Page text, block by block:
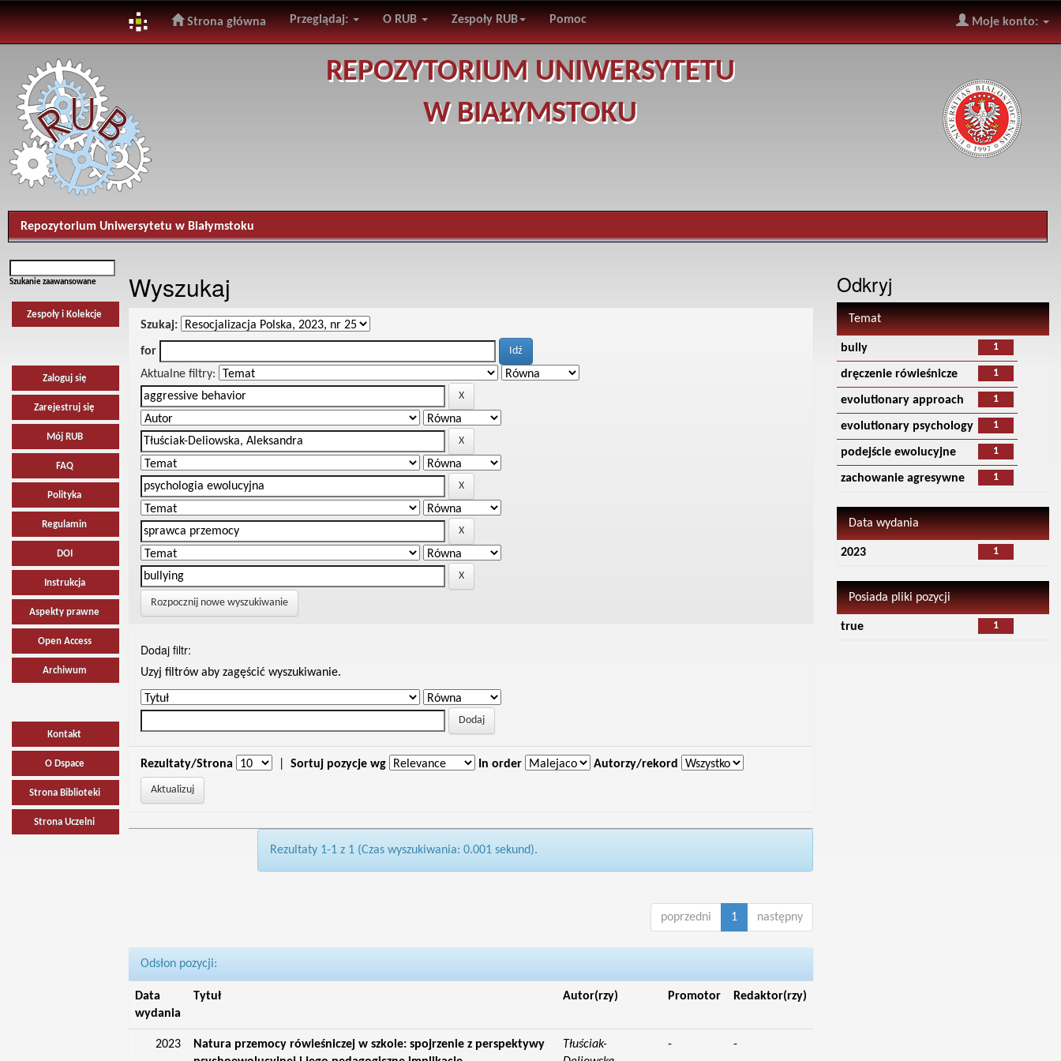
navigation
Strona główna Przeglądaj: O RUB Zespoły RUB Pomoc Moje konto:
REPOZYTORIUM UNIWERSYTETU
W BIAŁYMSTOKU
Repozytorium Uniwersytetu w Białymstoku
Szukanie zaawansowane
Zespoły i Kolekcje
Zaloguj się
Zarejestruj się
Mój RUB
FAQ
Polityka
Regulamin
DOI
Instrukcja
Aspekty prawne
Open Access
Archiwum
Kontakt
O Dspace
Strona Biblioteki
Strona Uczelni
Wyszukaj
Szukaj:
for
Aktualne filtry:
Rozpocznij nowe wyszukiwanie
Dodaj filtr:
Uzyj filtrów aby zagęścić wyszukiwanie.
Rezultaty/Strona Sortuj pozycje wg In order Autorzy/rekord
Rezultaty 1-1 z 1 (Czas wyszukiwania: 0.001 sekund).
poprzedni 1 następny
Odsłon pozycji:
Data
wydania
Tytuł Autor(rzy) Promotor Redaktor(rzy)
2023
Natura przemocy rówieśniczej w szkole: spojrzenie z perspektywy
Tłuściak-
- -
Odkryj
Temat
1
bully
1
dręczenie rówieśnicze
1
evolutionary approach
1
evolutionary psychology
1
podejście ewolucyjne
1
zachowanie agresywne
Data wydania
1
2023
Posiada pliki pozycji
1
true